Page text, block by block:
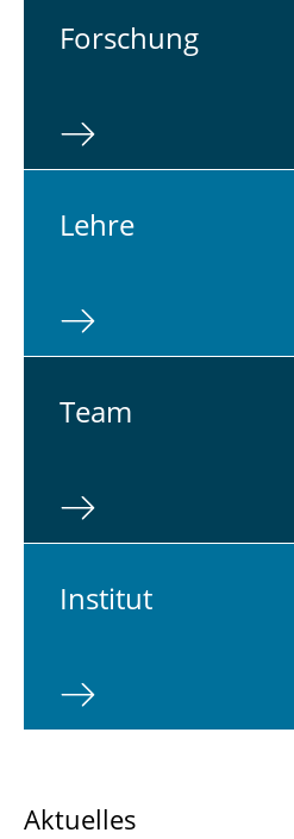
For­schung
Lehre
Team
In­sti­tut
Aktuelles